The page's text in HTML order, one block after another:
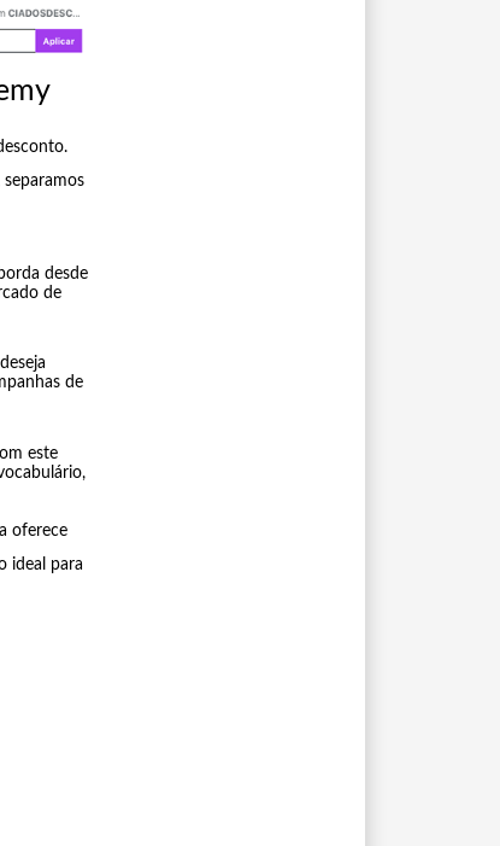
desde
de
de
este
oferece
ideal para